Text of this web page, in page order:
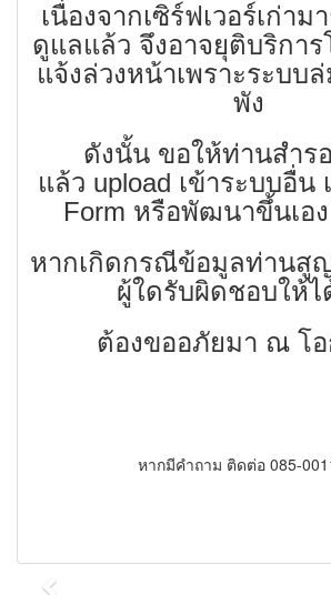
เนื่องจากเซิร์ฟเวอร์เก่า
ดูแลแล้ว จึงอาจยุติบริกา
แจ้งล่วงหน้าเพราะระบบ
พัง
ดังนั้น ขอให้ท่านสำร
แล้ว upload เข้าระบบอื่น
Form หรือพัฒนาขึ้นเอ
หากเกิดกรณีข้อมูลท่านสู
ผู้ใดรับผิดชอบให้ไ
ต้องขออภัยมา ณ โ
หากมีคำถาม ติดต่อ 085-